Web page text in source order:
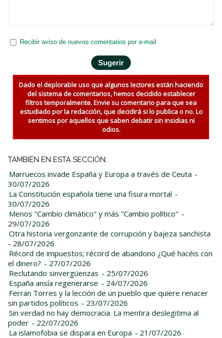
Recibir aviso de nuevos comentarios por e-mail
Dado el deplorable uso que algunos lectores están haciendo
del sistema de comentarios, hemos decidido establecer
filtros temporalmente. Envie su comentario para que sea
estudiado por la redacción, que decidirá si lo publica o no. Lo
sentimos por aquellos que saben debatir sin insidias ni
odios.
TAMBIÉN EN ESTA SECCIÓN:
Marruecos invade España y Europa a través de Ceuta -
30/07/2026
La Constitución española tiene una fisura mortal -
30/07/2026
Menos "Cambio climático" y más "Cambio político" -
29/07/2026
Otra historia vergonzante de corrupción y bajeza sanchista
- 28/07/2026
Récord de impuestos; récord de abandono ¿Qué hacéis con
el dinero? - 27/07/2026
Reclutando sinvergüenzas - 25/07/2026
España ansía regenerarse - 24/07/2026
Ferran Torres y la lección de un pueblo que quiere renacer
sin partidos políticos - 23/07/2026
Sin verdad no hay democracia. La mentira deslegitima al
poder - 22/07/2026
La islamofobia se dispara en Europa - 21/07/2026